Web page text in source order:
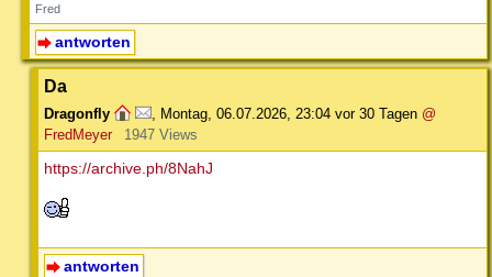
Fred
antworten
Da
Dragonfly Montag, 06.07.2026, 23:04 vor 30 Tagen @
FredMeyer
1947 Views
https://archive.ph/8NahJ
antworten